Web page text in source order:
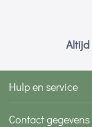
Altijd
Hulp en service
Contact gegevens